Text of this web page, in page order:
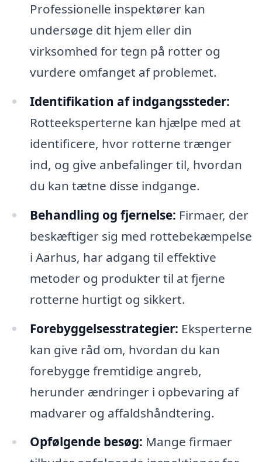
Professionelle inspektører kan
undersøge dit hjem eller din
virksomhed for tegn på rotter og
vurdere omfanget af problemet.
Identifikation af indgangssteder:
Rotteeksperterne kan hjælpe med at
identificere, hvor rotterne trænger
ind, og give anbefalinger til, hvordan
du kan tætne disse indgange.
Behandling og fjernelse: Firmaer, der
beskæftiger sig med rottebekæmpelse
i Aarhus, har adgang til effektive
metoder og produkter til at fjerne
rotterne hurtigt og sikkert.
Forebyggelsesstrategier: Eksperterne
kan give råd om, hvordan du kan
forebygge fremtidige angreb,
herunder ændringer i opbevaring af
madvarer og affaldshåndtering.
Opfølgende besøg: Mange firmaer